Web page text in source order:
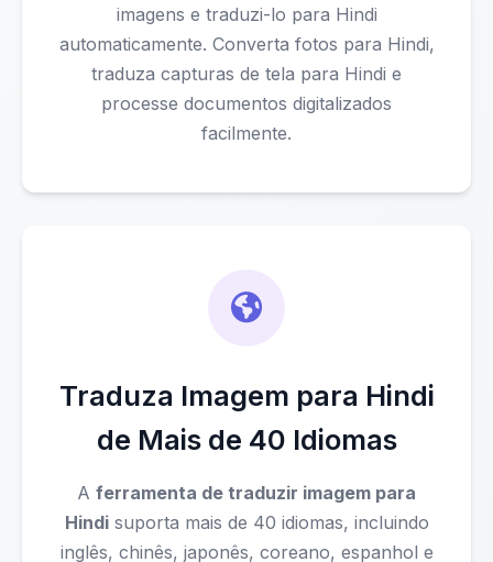
imagens e traduzi-lo para Hindi
automaticamente. Converta fotos para Hindi,
traduza capturas de tela para Hindi e
processe documentos digitalizados
facilmente.
Traduza Imagem para Hindi
de Mais de 40 Idiomas
A ferramenta de traduzir imagem para
Hindisuporta mais de 40 idiomas, incluindo
inglês, chinês, japonês, coreano, espanhol e